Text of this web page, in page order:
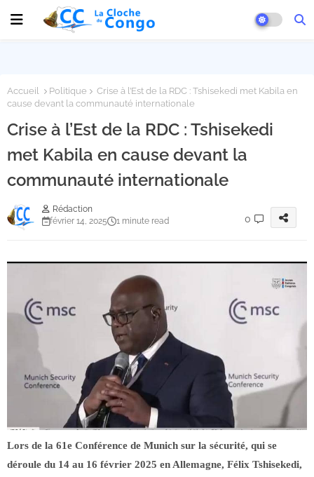
Accueil Politique
Crise à l’Est de la RDC : Tshisekedi met Kabila en
cause devant la communauté internationale
Crise à l’Est de la RDC : Tshisekedi
met Kabila en cause devant la
communauté internationale
Rédaction
février 14, 2025
1 minute read 0
Lors de la 61e Conférence de Munich sur la sécurité, qui se
déroule du 14 au 16 février 2025 en Allemagne, Félix Tshisekedi,